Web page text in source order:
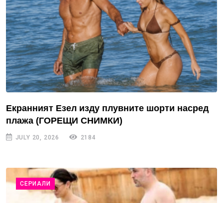
Екранният Езел изду плувните шорти насред
плажа (ГОРЕЩИ СНИМКИ)
JULY 20, 2026 2184
СЕРИАЛИ